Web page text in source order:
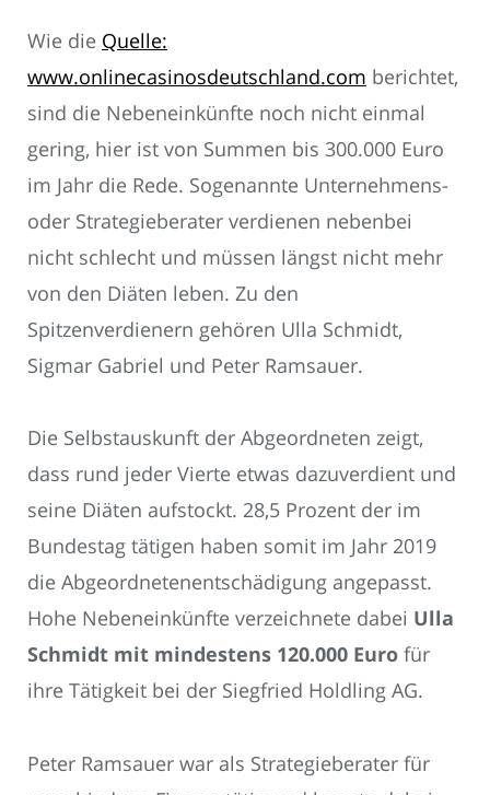
Wie die Quelle:
www.onlinecasinosdeutschland.com berichtet,
sind die Nebeneinkünfte noch nicht einmal
gering, hier ist von Summen bis 300.000 Euro
im Jahr die Rede. Sogenannte Unternehmens-
oder Strategieberater verdienen nebenbei
nicht schlecht und müssen längst nicht mehr
von den Diäten leben. Zu den
Spitzenverdienern gehören Ulla Schmidt,
Sigmar Gabriel und Peter Ramsauer.
Die Selbstauskunft der Abgeordneten zeigt,
dass rund jeder Vierte etwas dazuverdient und
seine Diäten aufstockt. 28,5 Prozent der im
Bundestag tätigen haben somit im Jahr 2019
die Abgeordnetenentschädigung angepasst.
Hohe Nebeneinkünfte verzeichnete dabei Ulla
Schmidt mit mindestens 120.000 Euro für
ihre Tätigkeit bei der Siegfried Holdling AG.
Peter Ramsauer war als Strategieberater für